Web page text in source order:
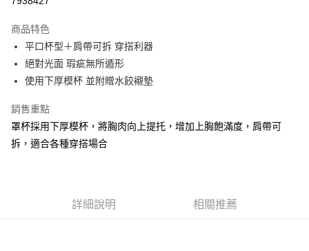
運送方式
全家取貨付款
每筆NT$90，滿NT$1,300(含以上)免運費
每筆NT$90，滿NT$1,300(含以上)免運費
7-11取貨付款
每筆NT$90，滿NT$1,300(含以上)免運費
商品特色
平口杯型＋肩帶可拆 穿搭利器
絕對光面 瑕疵無所遁形
使用下厚模杯 並附贈水餃襯墊
銷售重點
罩杯採用下厚模杯，將胸肉向上提托，增加上胸飽滿度，肩帶可
拆，適合各種穿搭場合
詳細說明 相關推薦